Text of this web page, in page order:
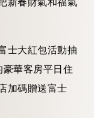
士大紅包活動抽
華客房平日住
加碼贈送富士